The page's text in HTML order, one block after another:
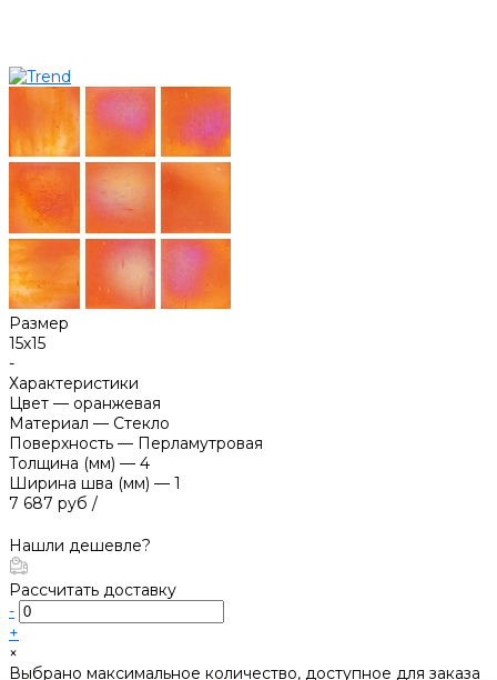
Размер
15х15
-
Характеристики
Цвет — оранжевая
Материал — Стекло
Поверхность — Перламутровая
Толщина (мм) — 4
Ширина шва (мм) — 1
7 687 руб /
Нашли дешевле?
Рассчитать доставку
-
+
×
Выбрано максимальное количество, доступное для заказа